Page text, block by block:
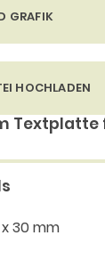
GRAFIK
HOCHLADEN
Textplatte
30 mm